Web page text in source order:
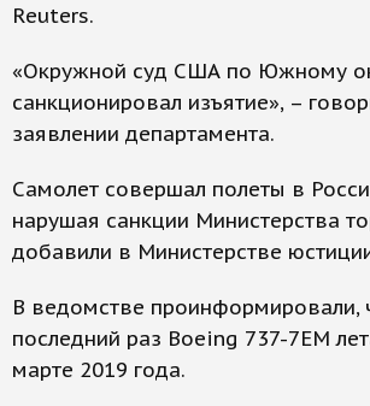
Reuters.
«Окружной суд США по Южному
санкционировал изъятие», –
заявлении департамента.
Самолет совершал полеты в
нарушая санкции Министерства
добавили в Министерстве
В ведомстве проинформировали,
последний раз Boeing 737-7EM
марте 2019 года.